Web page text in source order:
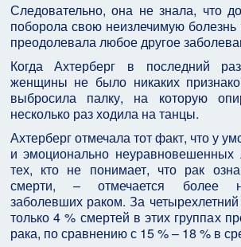
Следовательно, она не знала, что
поборола свою неизлечимую болезнь
преодолевала любое другое
Когда Ахтерберг в последний
женщины не было никаких
выбросила палку, на которую
несколько раз ходила на танцы.
Ахтерберг отмечала тот факт, что у
и эмоционально
тех, кто не понимает, что рак
смерти, – отмечается более
заболевших раком. За
только 4 % смертей в этих группах
рака, по сравнению с 15 % – 18 % в